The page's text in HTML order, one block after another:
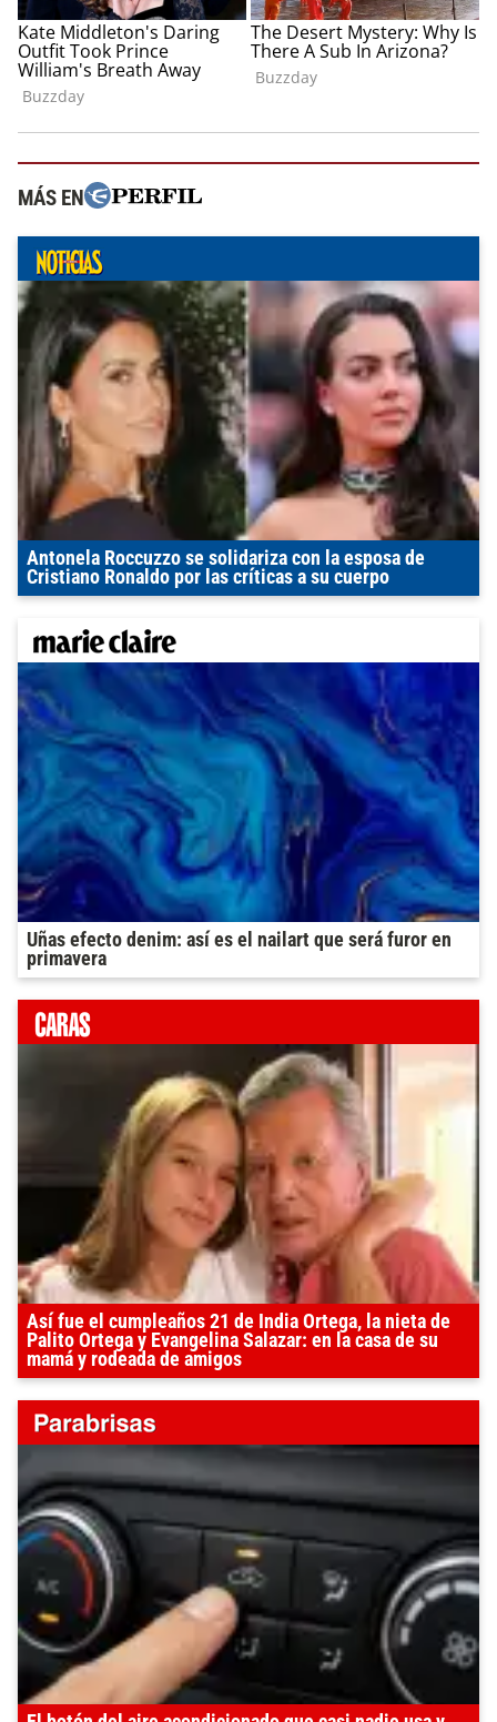
MÁS EN
Antonela Roccuzzo se solidariza con la esposa de
Cristiano Ronaldo por las críticas a su cuerpo
Uñas efecto denim: así es el nailart que será furor en
primavera
Así fue el cumpleaños 21 de India Ortega, la nieta de
Palito Ortega y Evangelina Salazar: en la casa de su
mamá y rodeada de amigos